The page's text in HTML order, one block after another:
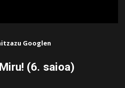
Googlen
(6. saioa)